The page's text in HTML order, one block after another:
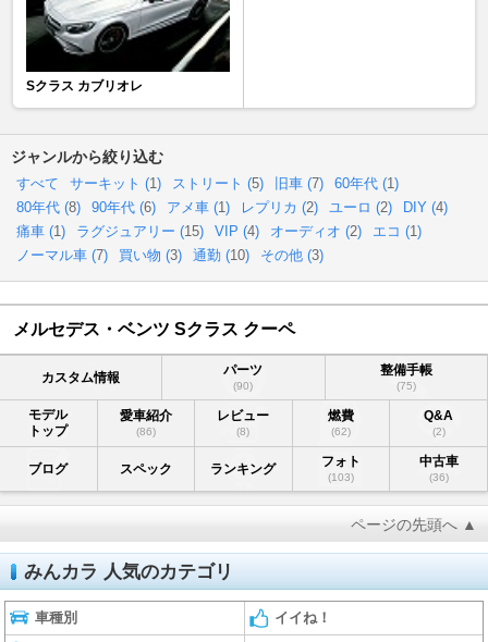
Sクラス カブリオレ
ジャンルから絞り込む
すべて サーキット (1) ストリート (5) 旧車 (7) 60年代 (1)
80年代 (8) 90年代 (6) アメ車 (1) レプリカ (2) ユーロ (2) DIY (4)
痛車 (1) ラグジュアリー (15) VIP (4) オーディオ (2) エコ (1)
ノーマル車 (7) 買い物 (3) 通勤 (10) その他 (3)
メルセデス・ベンツ Sクラス クーペ
カスタム情報 パーツ
(90)
整備手帳
(75)
モデル
トップ
愛車紹介
(86)
レビュー
(8)
燃費
(62)
Q&A
(2)
ブログ スペック ランキング フォト
(103)
中古車
(36)
ページの先頭へ ▲
みんカラ 人気のカテゴリ
車種別 イイね！